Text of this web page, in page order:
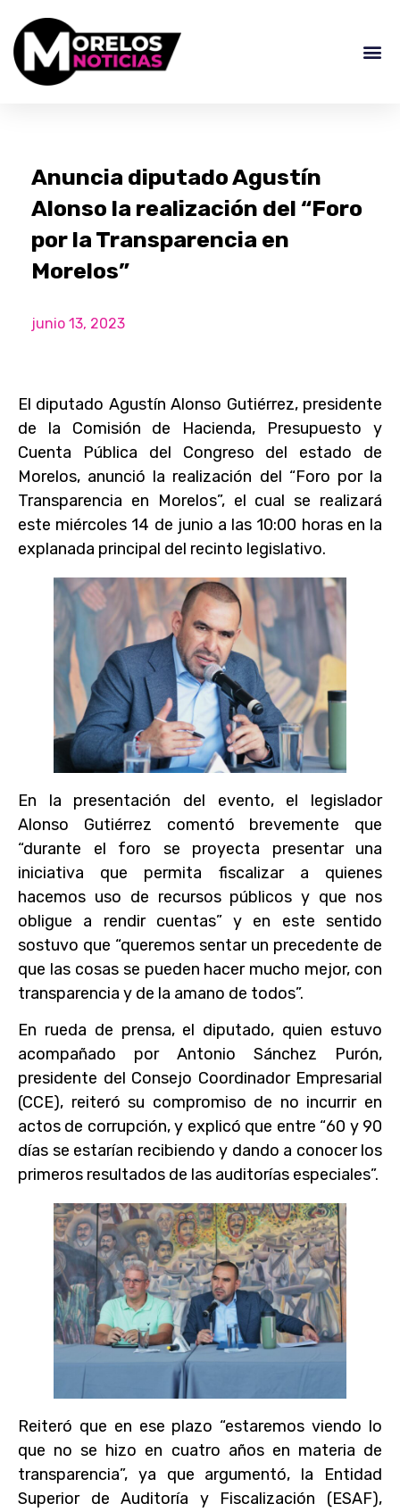
Anuncia diputado Agustín
Alonso la realización del “Foro
por la Transparencia en
Morelos”
junio 13, 2023
El diputado Agustín Alonso Gutiérrez, presidente
de la Comisión de Hacienda, Presupuesto y
Cuenta Pública del Congreso del estado de
Morelos, anunció la realización del “Foro por la
Transparencia en Morelos”, el cual se realizará
este miércoles 14 de junio a las 10:00 horas en la
explanada principal del recinto legislativo.
En la presentación del evento, el legislador
Alonso Gutiérrez comentó brevemente que
“durante el foro se proyecta presentar una
iniciativa que permita fiscalizar a quienes
hacemos uso de recursos públicos y que nos
obligue a rendir cuentas” y en este sentido
sostuvo que “queremos sentar un precedente de
que las cosas se pueden hacer mucho mejor, con
transparencia y de la amano de todos”.
En rueda de prensa, el diputado, quien estuvo
acompañado por Antonio Sánchez Purón,
presidente del Consejo Coordinador Empresarial
(CCE), reiteró su compromiso de no incurrir en
actos de corrupción, y explicó que entre “60 y 90
días se estarían recibiendo y dando a conocer los
primeros resultados de las auditorías especiales”.
Reiteró que en ese plazo “estaremos viendo lo
que no se hizo en cuatro años en materia de
transparencia”, ya que argumentó, la Entidad
Superior de Auditoría y Fiscalización (ESAF),